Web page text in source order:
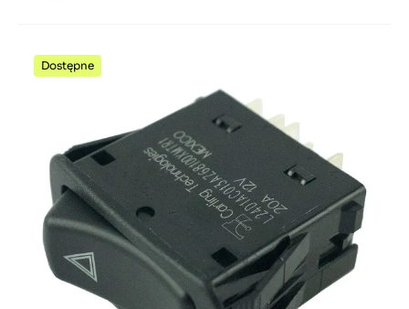
Dostępne